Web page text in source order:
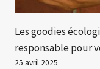
Les goodies
responsable pour
25 avril 2025